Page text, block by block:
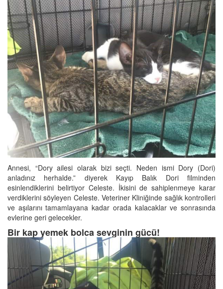
Annesi, “Dory ailesi olarak bizi seçti. Neden ismi Dory (Dori)
anladınız herhalde.” diyerek Kayıp Balık Dori filminden
esinlendiklerini belirtiyor Celeste. İkisini de sahiplenmeye karar
verdiklerini söyleyen Celeste. Veteriner Kliniğinde sağlık kontrolleri
ve aşılarını tamamlayana kadar orada kalacaklar ve sonrasında
evlerine geri gelecekler.
Bir kap yemek bolca sevginin gücü!